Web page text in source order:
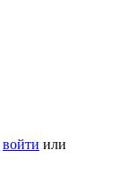
войти или